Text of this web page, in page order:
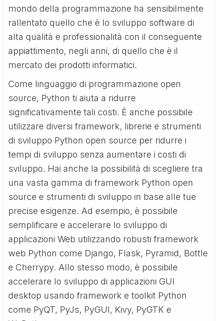
mondo della programmazione ha sensibilmente
rallentato quello che è lo sviluppo software di
alta qualità e professionalità con il conseguente
appiattimento, negli anni, di quello che è il
mercato dei prodotti informatici.
Come linguaggio di programmazione open
source, Python ti aiuta a ridurre
significativamente tali costi. È anche possibile
utilizzare diversi framework, librerie e strumenti
di sviluppo Python open source per ridurre i
tempi di sviluppo senza aumentare i costi di
sviluppo. Hai anche la possibilità di scegliere tra
una vasta gamma di framework Python open
source e strumenti di sviluppo in base alle tue
precise esigenze. Ad esempio, è possibile
semplificare e accelerare lo sviluppo di
applicazioni Web utilizzando robusti framework
web Python come Django, Flask, Pyramid, Bottle
e Cherrypy. Allo stesso modo, è possibile
accelerare lo sviluppo di applicazioni GUI
desktop usando framework e toolkit Python
come PyQT, PyJs, PyGUI, Kivy, PyGTK e